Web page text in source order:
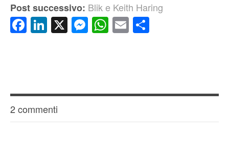
Post successivo: Blik e Keith Haring
Facebook
LinkedIn
X Messenger
WhatsApp
Email
2 commenti